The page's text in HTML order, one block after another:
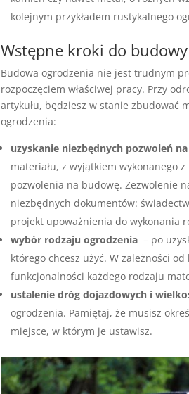
kolejnym przykładem rustykalnego
Wstępne kroki do
Budowa ogrodzenia nie jest trudnym
rozpoczęciem właściwej pracy. Przy
artykułu, będziesz w stanie zbudować
ogrodzenia:
uzyskanie niezbędnych pozwoleń
materiału, z wyjątkiem wykonanego
pozwolenia na budowę. Zezwolenie
niezbędnych dokumentów:
projekt upoważnienia do wykonania
wybór rodzaju ogrodzenia – po
którego chcesz użyć. W zależności
funkcjonalności każdego rodzaju
ustalenie dróg dojazdowych i
ogrodzenia. Pamiętaj, że musisz
miejsce, w którym je ustawisz.